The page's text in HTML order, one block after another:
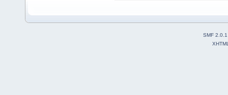
SMF 2.0.1